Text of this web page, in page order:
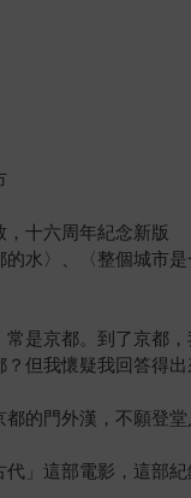
十六周年紀念新版
水〉、〈整個城市
是京都。到了京
？但我懷疑我回答得
的門外漢，不願登
」這部電影，這部